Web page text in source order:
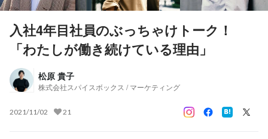
入社4年目社員のぶっちゃけトーク！
「わたしが働き続けている理由」
松原 貴子
株式会社スパイスボックス / マーケティング
2021/11/02 21